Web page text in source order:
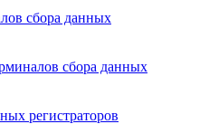
сбора данных
сбора данных
регистраторов